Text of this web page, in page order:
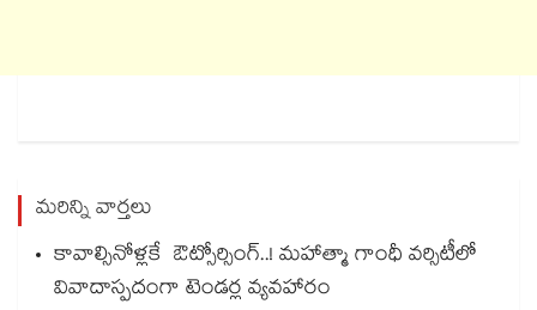
మరిన్ని వార్తలు
కావాల్సినోళ్లకే ఔట్సోర్సింగ్..! మహాత్మా గాంధీ వర్సిటీలో
వివాదాస్పదంగా టెండర్ల వ్యవహారం